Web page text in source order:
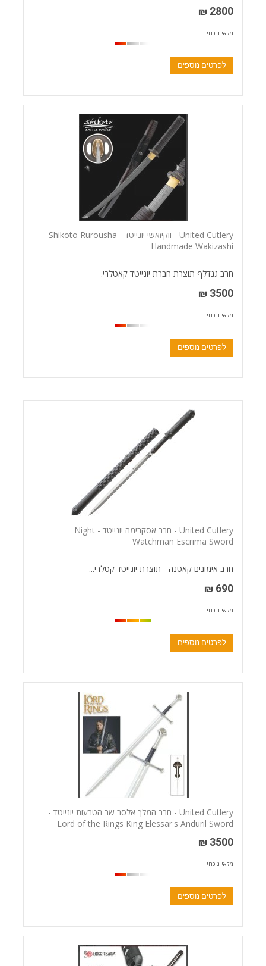
2800 ₪
מלאי נוכחי
לפרטים נוספים
United Cutlery - ווקיזאשי יונייטד - Shikoto Rurousha
Handmade Wakizashi
חרב גנדלף תוצרת חברת יונייטד קאטלרי.
3500 ₪
מלאי נוכחי
לפרטים נוספים
United Cutlery - חרב אסקרימה יונייטד - Night
Watchman Escrima Sword
חרב אימונים קאטנה - תוצרת יונייטד קטלרי...
690 ₪
מלאי נוכחי
לפרטים נוספים
United Cutlery - חרב המלך אלסר שר הטבעות יונייטד -
Lord of the Rings King Elessar's Anduril Sword
3500 ₪
מלאי נוכחי
לפרטים נוספים